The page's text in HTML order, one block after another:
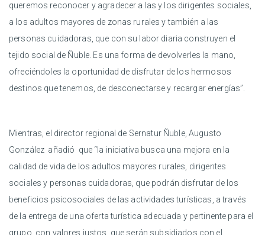
queremos reconocer y agradecer a las y los dirigentes sociales,
a los adultos mayores de zonas rurales y también a las
personas cuidadoras, que con su labor diaria construyen el
tejido social de Ñuble. Es una forma de devolverles la mano,
ofreciéndoles la oportunidad de disfrutar de los hermosos
destinos que tenemos, de desconectarse y recargar energías”.
Mientras, el director regional de Sernatur Ñuble, Augusto
González añadió que “la iniciativa busca una mejora en la
calidad de vida de los adultos mayores rurales, dirigentes
sociales y personas cuidadoras, que podrán disfrutar de los
beneficios psicosociales de las actividades turísticas, a través
de la entrega de una oferta turística adecuada y pertinente para el
grupo, con valores justos, que serán subsidiados con el